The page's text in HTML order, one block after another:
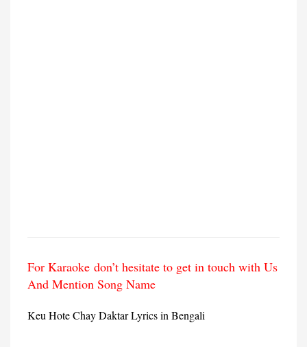
For Karaoke don’t hesitate to get in touch with Us
And Mention Song Name
Keu Hote Chay Daktar Lyrics in Bengali